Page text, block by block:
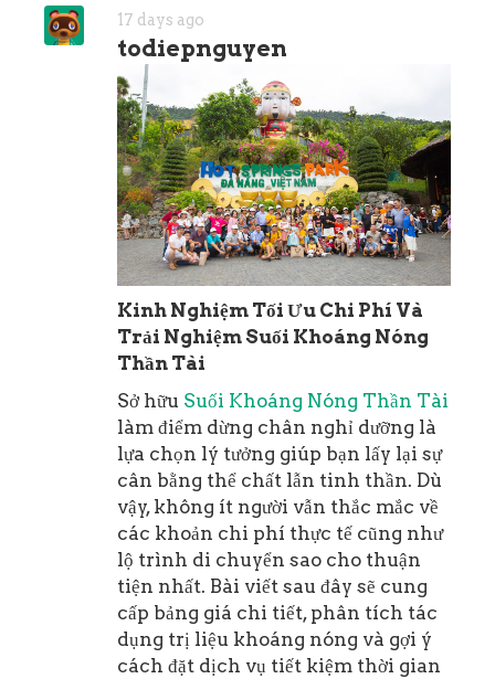
17 days ago
todiepnguyen
Kinh Nghiệm Tối Ưu Chi Phí Và
Trải Nghiệm Suối Khoáng Nóng
Thần Tài
Sở hữu Suối Khoáng Nóng Thần Tài
làm điểm dừng chân nghỉ dưỡng là
lựa chọn lý tưởng giúp bạn lấy lại sự
cân bằng thể chất lẫn tinh thần. Dù
vậy, không ít người vẫn thắc mắc về
các khoản chi phí thực tế cũng như
lộ trình di chuyển sao cho thuận
tiện nhất. Bài viết sau đây sẽ cung
cấp bảng giá chi tiết, phân tích tác
dụng trị liệu khoáng nóng và gợi ý
cách đặt dịch vụ tiết kiệm thời gian